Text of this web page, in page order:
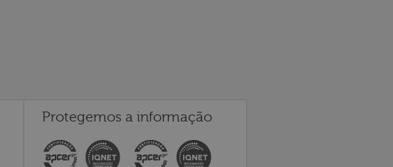
Protegemos a informação